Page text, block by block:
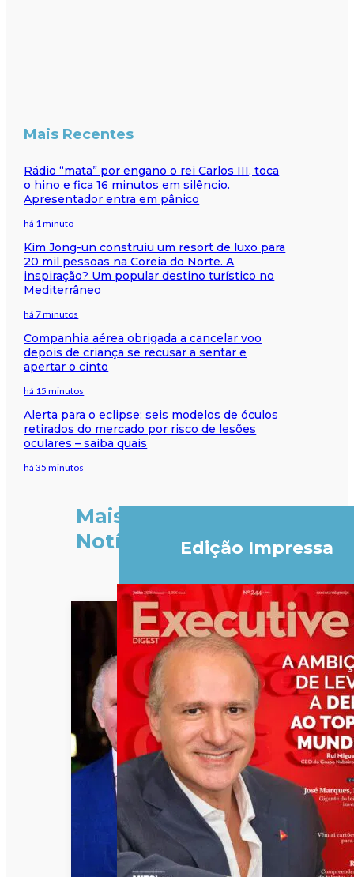
Mais Recentes
Rádio “mata” por engano o rei Carlos III, toca
o hino e fica 16 minutos em silêncio.
Apresentador entra em pânico
há 1 minuto
Kim Jong-un construiu um resort de luxo para
20 mil pessoas na Coreia do Norte. A
inspiração? Um popular destino turístico no
Mediterrâneo
há 7 minutos
Companhia aérea obrigada a cancelar voo
depois de criança se recusar a sentar e
apertar o cinto
há 15 minutos
Alerta para o eclipse: seis modelos de óculos
retirados do mercado por risco de lesões
oculares – saiba quais
há 35 minutos
Mais
Notícias
Edição Impressa